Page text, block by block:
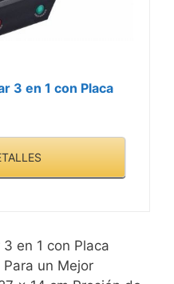
3 en 1 con Placa
en 1 con Placa
Para un Mejor